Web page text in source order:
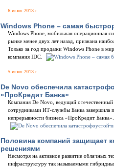
6 июня 2013 г
Windows Phone – самая
Windows Phone, мобильная операционная
рынке менее двух лет назад, признана
Только за год продажи Windows Phone в
компания IDC.
5 июня 2013 г
De Novo обеспечила
«ПроКредит Банка»
Компания De Novo, ведущий
сотрудниками ИТ-службы Банка завершила
непрерывности бизнеса «ПроКредит Банка».
Половина компаний защищает
решениями
Несмотря на активное развитие облачных
инфраструктуру так называемыми